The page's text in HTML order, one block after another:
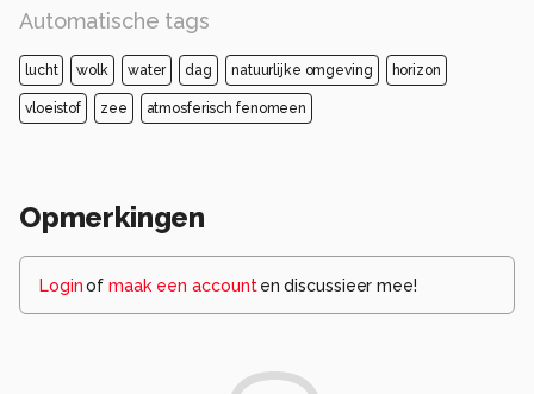
Automatische tags
lucht wolk water dag natuurlijke omgeving horizon
vloeistof zee atmosferisch fenomeen
Opmerkingen
Loginof maak een account en discussieer mee!